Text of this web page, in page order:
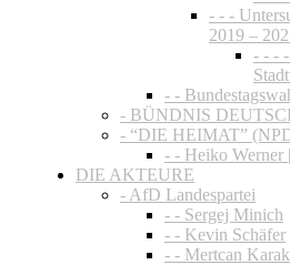
- - -
2019 –
- - -
- -
- BÜNDNIS
- “DIE HEIMAT”
- - Heiko Werner
DIE AKTEURE
- AfD Landespartei
- - Sergej Minich
- - Kevin Schäfer
- - Mertcan